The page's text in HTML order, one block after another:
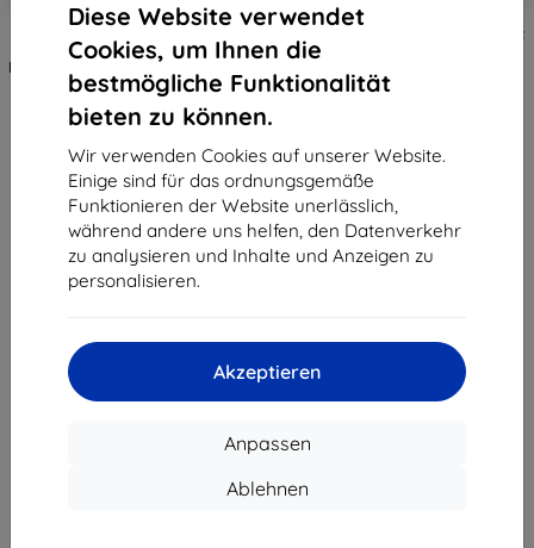
Diese Website verwendet
Cookies, um Ihnen die
bestmögliche Funktionalität
bieten zu können.
Wir verwenden Cookies auf unserer Website.
Einige sind für das ordnungsgemäße
Funktionieren der Website unerlässlich,
während andere uns helfen, den Datenverkehr
zu analysieren und Inhalte und Anzeigen zu
personalisieren.
Akzeptieren
Anpassen
Ablehnen
Tactical USB Ladekabel für
Amazfit GTR3/GTR3
PRO/GTS3/T-Rex 2 (57983107334)
15,90 €
14,30 €
Auf Lager > 5 Stk.
3MK FlexibleGlass Watch Amazfit
10,90 €
9,81 €
1